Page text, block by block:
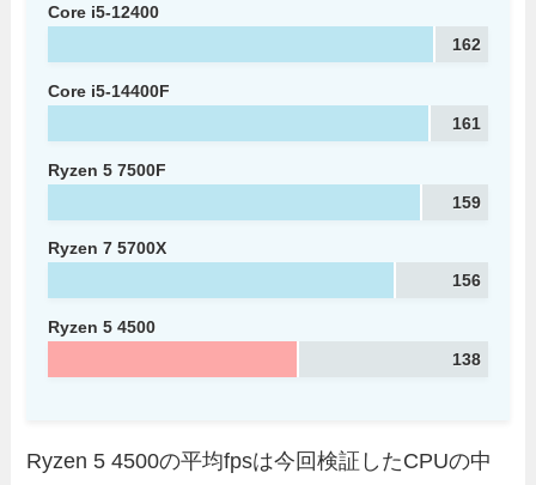
Core i5-12400
162
Core i5-14400F
161
Ryzen 5 7500F
159
Ryzen 7 5700X
156
Ryzen 5 4500
138
Ryzen 5 4500の平均fpsは今回検証したCPUの中